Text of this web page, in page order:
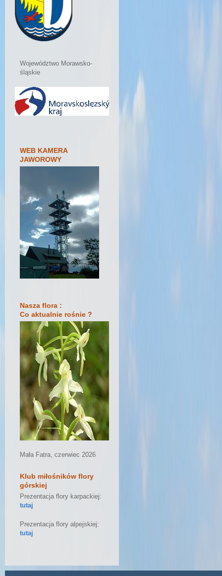
Województwo Morawsko-
śląskie
WEB KAMERA
JAWOROWY
Nasza flora :
Co aktualnie rośnie ?
Mała Fatra, czerwiec 2026
Klub miłośników flory
górskiej
Prezentacja flory karpackiej:
tutaj
Prezentacja flory alpejskiej:
tutaj